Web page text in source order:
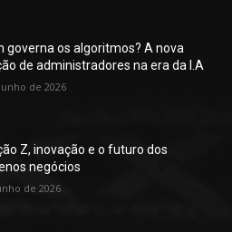
governa os algoritmos? A nova
de administradores na era da I.A
de 2026
Z, inovação e o futuro dos
negócios
de 2026